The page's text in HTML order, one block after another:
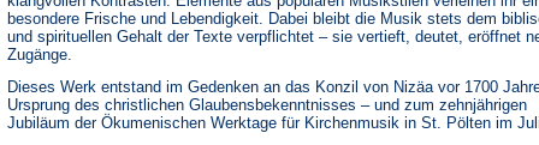
besondere Frische und Lebendigkeit. Dabei bleibt die Musik stets dem
und spirituellen Gehalt der Texte verpflichtet – sie vertieft, deutet, eröffnet
Zugänge.
Dieses Werk entstand im Gedenken an das Konzil von Nizäa vor 1700
Ursprung des christlichen Glaubensbekenntnisses – und zum zehnjährigen
Jubiläum der Ökumenischen Werktage für Kirchenmusik in St. Pölten im